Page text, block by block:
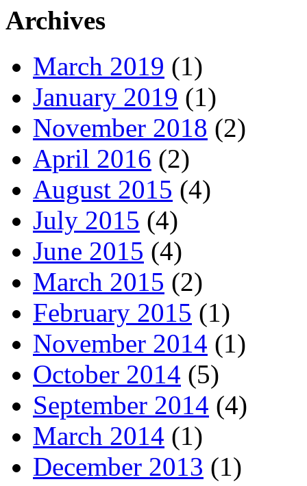
Archives
March 2019 (1)
January 2019 (1)
November 2018 (2)
April 2016 (2)
August 2015 (4)
July 2015 (4)
June 2015 (4)
March 2015 (2)
February 2015 (1)
November 2014 (1)
October 2014 (5)
September 2014 (4)
March 2014 (1)
December 2013 (1)